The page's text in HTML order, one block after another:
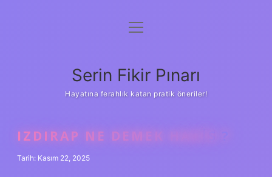
Gizlilik Politikası
Yasal Uyarı
menüyü
Serin Fikir Pınarı
Hayatına ferahlık katan pratik öneriler!
IZDIRAP NE DEMEK HADIS ?
Tarih: Kasım 22, 2025